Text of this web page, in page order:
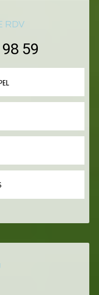
RDV
59